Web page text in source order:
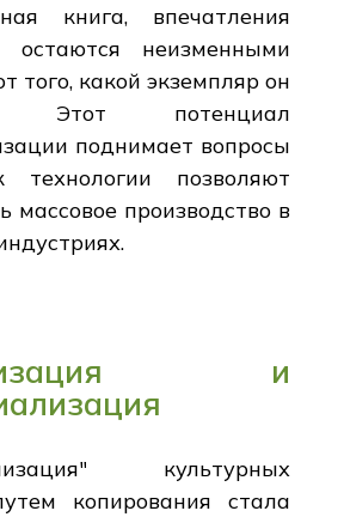
книга, впечатления
остаются неизменными
того, какой экземпляр он
Этот потенциал
поднимает вопросы
позволяют
массовое производство в
и
культурных
копирования стала